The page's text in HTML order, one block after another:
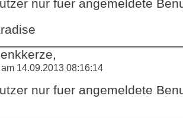
nur fuer angemeldete
14.09.2013 08:16:14
nur fuer angemeldete